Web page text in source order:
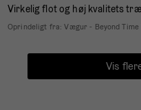
Virkelig flot og høj kvalitets
Oprindeligt fra:Vægur - Beyond
Vis